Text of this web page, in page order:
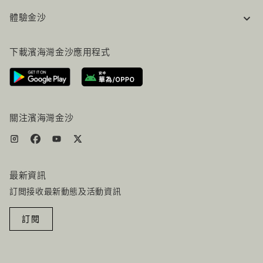
工作機會
聯絡我們
體驗金沙
行程規劃
路線指引
服務設施
下載濱海灣金沙應用程式
關注濱海灣金沙
最新資訊
訂閲接收最新動態及活動資訊
訂閱